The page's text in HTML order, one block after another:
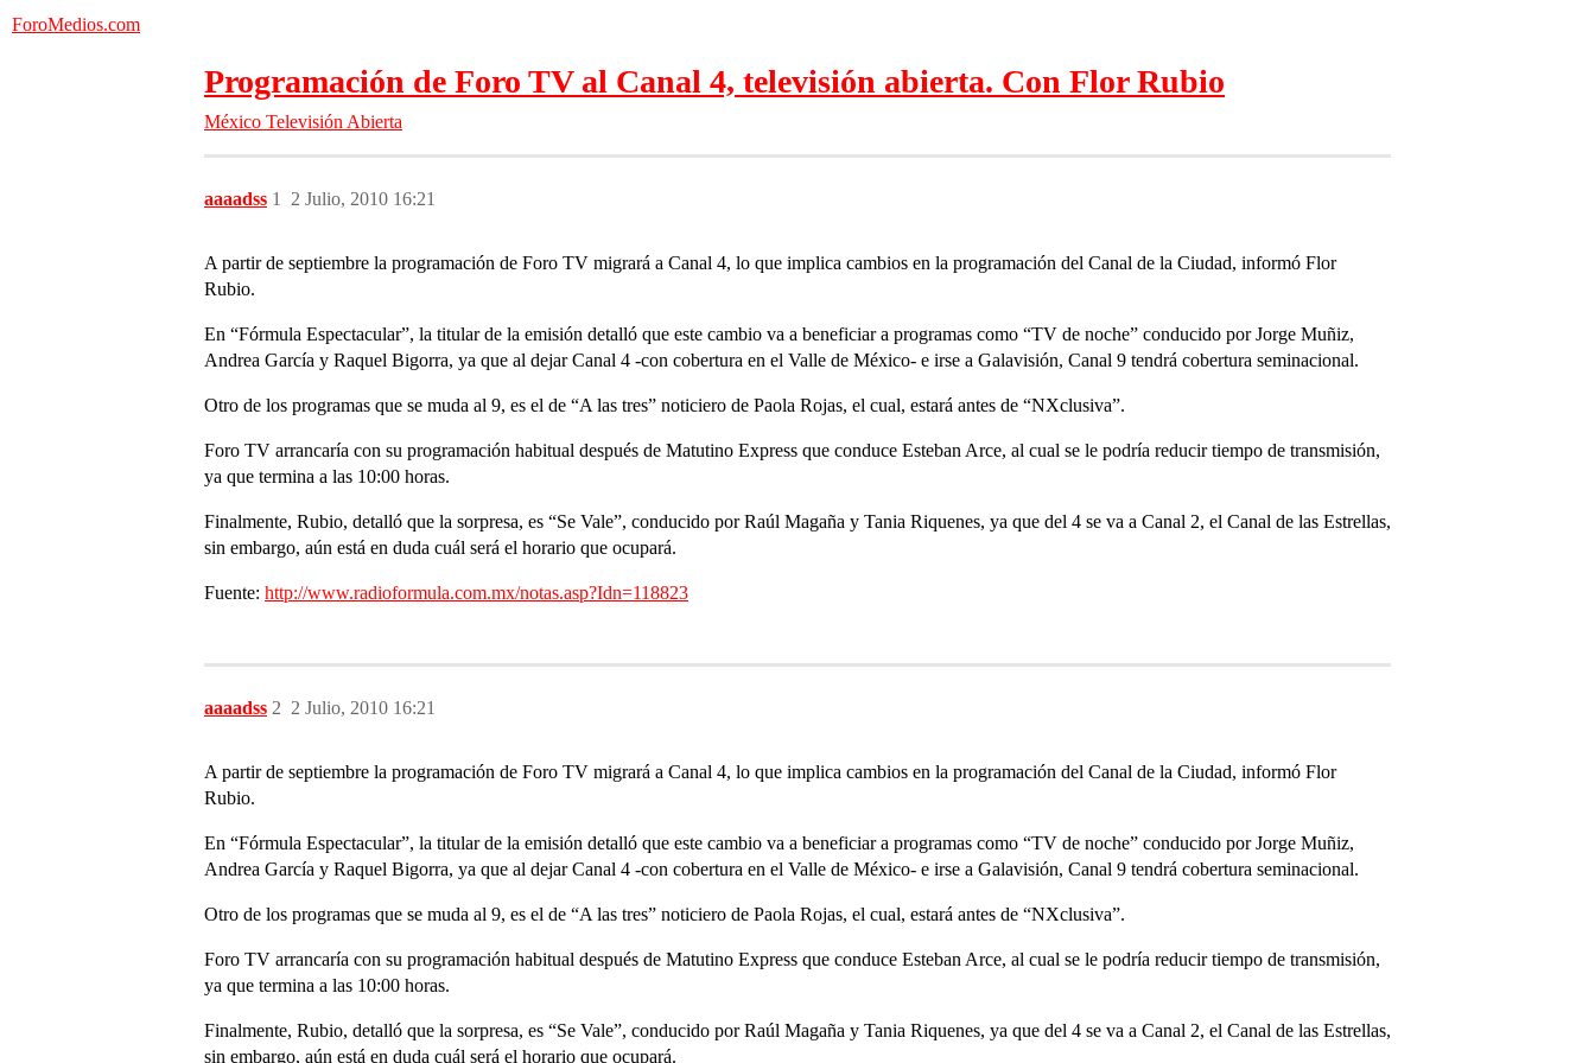
ForoMedios.com
Programación de Foro TV al Canal 4, televisión abierta. Con Flor Rubio
México Televisión Abierta
aaaadss 2 Julio, 2010 16:21
1
A partir de septiembre la programación de Foro TV migrará a Canal 4, lo que implica cambios en la programación del Canal de la Ciudad, informó Flor
Rubio.
En “Fórmula Espectacular”, la titular de la emisión detalló que este cambio va a beneficiar a programas como “TV de noche” conducido por Jorge Muñiz,
Andrea García y Raquel Bigorra, ya que al dejar Canal 4 -con cobertura en el Valle de México- e irse a Galavisión, Canal 9 tendrá cobertura seminacional.
Otro de los programas que se muda al 9, es el de “A las tres” noticiero de Paola Rojas, el cual, estará antes de “NXclusiva”.
Foro TV arrancaría con su programación habitual después de Matutino Express que conduce Esteban Arce, al cual se le podría reducir tiempo de transmisión,
ya que termina a las 10:00 horas.
Finalmente, Rubio, detalló que la sorpresa, es “Se Vale”, conducido por Raúl Magaña y Tania Riquenes, ya que del 4 se va a Canal 2, el Canal de las Estrellas,
sin embargo, aún está en duda cuál será el horario que ocupará.
Fuente: http://www.radioformula.com.mx/notas.asp?Idn=118823
aaaadss 2 Julio, 2010 16:21
2
A partir de septiembre la programación de Foro TV migrará a Canal 4, lo que implica cambios en la programación del Canal de la Ciudad, informó Flor
Rubio.
En “Fórmula Espectacular”, la titular de la emisión detalló que este cambio va a beneficiar a programas como “TV de noche” conducido por Jorge Muñiz,
Andrea García y Raquel Bigorra, ya que al dejar Canal 4 -con cobertura en el Valle de México- e irse a Galavisión, Canal 9 tendrá cobertura seminacional.
Otro de los programas que se muda al 9, es el de “A las tres” noticiero de Paola Rojas, el cual, estará antes de “NXclusiva”.
Foro TV arrancaría con su programación habitual después de Matutino Express que conduce Esteban Arce, al cual se le podría reducir tiempo de transmisión,
ya que termina a las 10:00 horas.
Finalmente, Rubio, detalló que la sorpresa, es “Se Vale”, conducido por Raúl Magaña y Tania Riquenes, ya que del 4 se va a Canal 2, el Canal de las Estrellas,
sin embargo, aún está en duda cuál será el horario que ocupará.